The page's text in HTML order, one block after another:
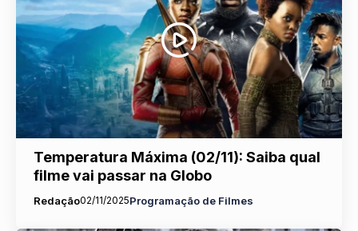
Temperatura Máxima (02/11): Saiba qual
filme vai passar na Globo
Redação02/11/2025Programação de Filmes